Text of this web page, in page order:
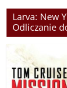
Larva: New
Odliczanie